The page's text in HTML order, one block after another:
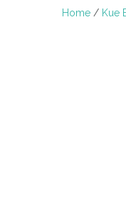
Home / Kue